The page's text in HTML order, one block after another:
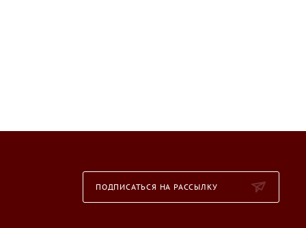
ПОДПИСАТЬСЯ НА РАССЫЛКУ